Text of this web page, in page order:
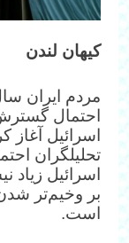
کیهان لندن
احتمال
اسرائیل آغاز
تحلیلگران
اسرائیل
بر وخیم‌تر
است.